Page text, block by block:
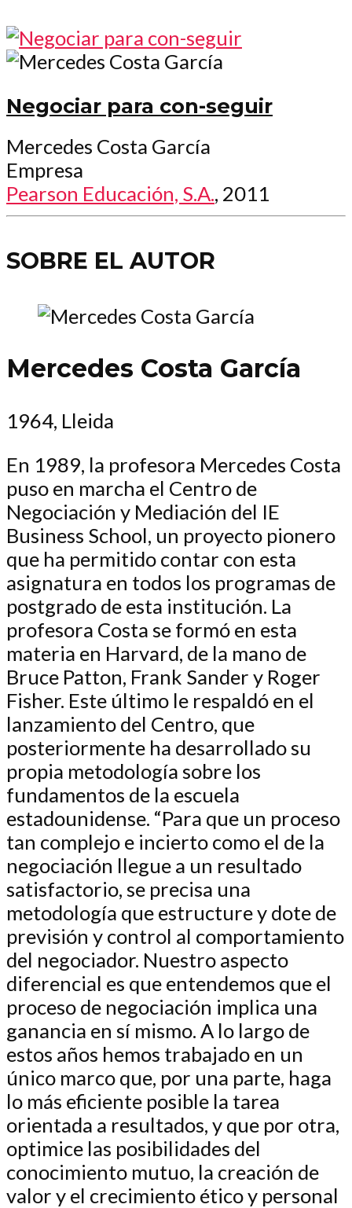
Negociar para con-seguir
Mercedes Costa García
Empresa
Pearson Educación, S.A., 2011
SOBRE EL AUTOR
Mercedes Costa García
1964, Lleida
En 1989, la profesora Mercedes Costa
puso en marcha el Centro de
Negociación y Mediación del IE
Business School, un proyecto pionero
que ha permitido contar con esta
asignatura en todos los programas de
postgrado de esta institución. La
profesora Costa se formó en esta
materia en Harvard, de la mano de
Bruce Patton, Frank Sander y Roger
Fisher. Este último le respaldó en el
lanzamiento del Centro, que
posteriormente ha desarrollado su
propia metodología sobre los
fundamentos de la escuela
estadounidense. “Para que un proceso
tan complejo e incierto como el de la
negociación llegue a un resultado
satisfactorio, se precisa una
metodología que estructure y dote de
previsión y control al comportamiento
del negociador. Nuestro aspecto
diferencial es que entendemos que el
proceso de negociación implica una
ganancia en sí mismo. A lo largo de
estos años hemos trabajado en un
único marco que, por una parte, haga
lo más eficiente posible la tarea
orientada a resultados, y que por otra,
optimice las posibilidades del
conocimiento mutuo, la creación de
valor y el crecimiento ético y personal